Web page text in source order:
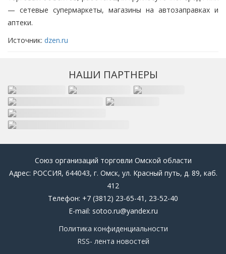
— сетевые супермаркеты, магазины на автозаправках и
аптеки.
Источник: dzen.ru
НАШИ ПАРТНЕРЫ
Союз организаций торговли Омской области
Адрес: РОССИЯ, 644043, г. Омск, ул. Красный путь, д. 89, каб.
412
Телефон: +7 (3812) 23-65-41, 23-52-40
E-mail: sotoo.ru@yandex.ru
Политика конфиденциальности
RSS- лента новостей